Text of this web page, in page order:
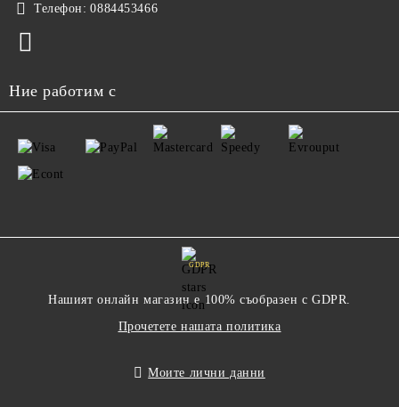
Телефон: 0884453466
Ние работим с
GDPR
Нашият онлайн магазин е 100% съобразен с GDPR.
Прочетете нашата политика
Моите лични данни